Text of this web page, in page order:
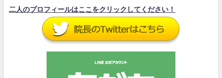
二人のプロフィールはここをクリックしてください！